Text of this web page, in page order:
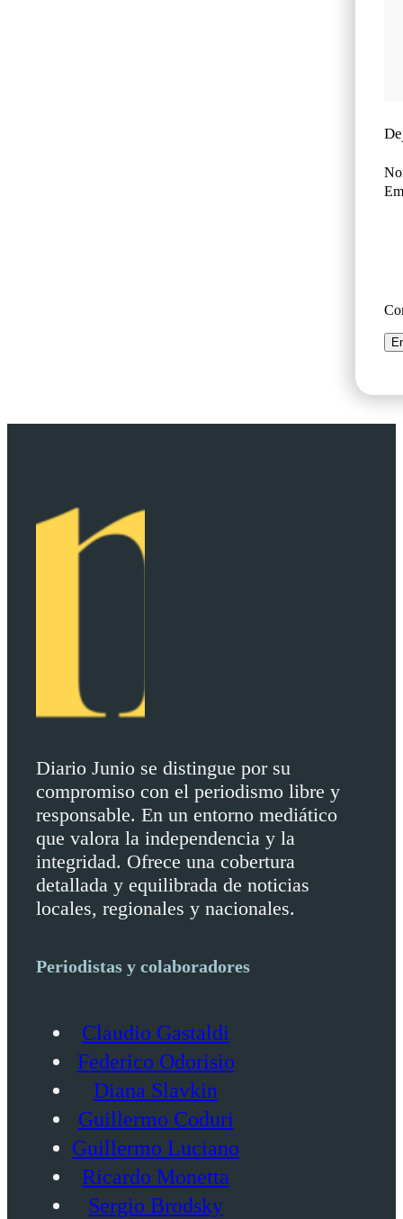
Diario Junio se distingue por su
compromiso con el periodismo libre y
responsable. En un entorno mediático
que valora la independencia y la
integridad. Ofrece una cobertura
detallada y equilibrada de noticias
locales, regionales y nacionales.
Periodistas y colaboradores
Claudio Gastaldi
Federico Odorisio
Diana Slavkin
Guillermo Coduri
Guillermo Luciano
Ricardo Monetta
Sergio Brodsky